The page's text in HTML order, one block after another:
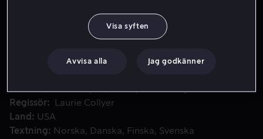
Nicole Stevens är en hårt arbetande, ensamstående
Nicole Stevens är en hårt arbetande, ensamstående
kvinna som bor med och sköter om sin mamma, och
jobbar deltid på ett lokalt fängelse.
Regissör
Laurie Collyer
Land
USA
Textning
Norska Danska Finska Svenska
Visa syften
Avvisa alla Jag godkänner